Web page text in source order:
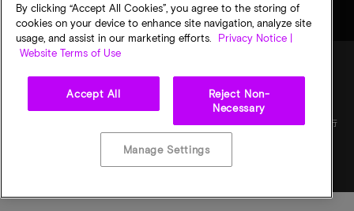
美光隱私公告 銷售條款 您的隱私選擇
Micron Technology, Inc. 保留所有權利。資訊、產品和／或規格若有變動，恕不另行
通知。所有提供之資訊皆以「現況」為基準，不提供任何形式的保固。繪圖可能不符合比
例。Micron、Micron 標誌及其他所有 Micron 商標皆為 Micron Technology, Inc. 資產。其
By clicking “Accept All Cookies”, you agree to the storing of
cookies on your device to enhance site navigation, analyze site
usage, and assist in our marketing efforts.
Privacy Notice |
Website Terms of Use
Accept All
Reject Non-
Necessary
Manage Settings